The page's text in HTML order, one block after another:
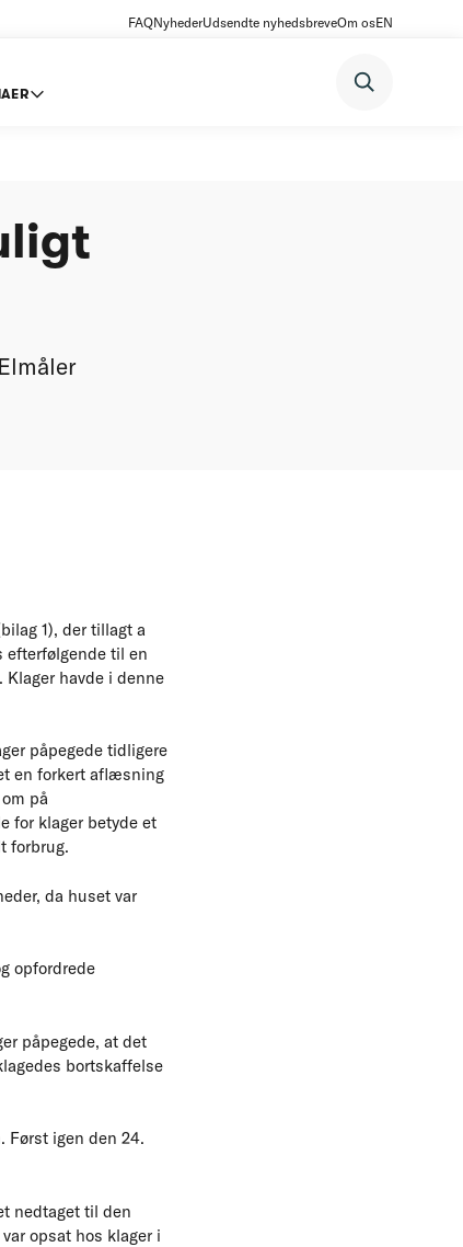
FAQNyhederUdsendte nyhedsbreveOm osEN
1), der tillagt a
efterfølgende til en
Klager havde i denne
påpegede tidligere
en forkert aflæsning
på
for klager betyde et
forbrug.
da huset var
opfordrede
påpegede, at det
bortskaffelse
Først igen den 24.
nedtaget til den
opsat hos klager i